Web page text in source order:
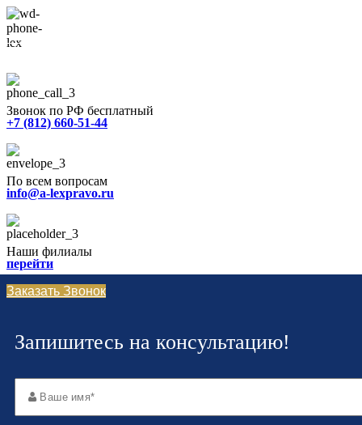
+7 (812) 660-51-44
Звонок по РФ бесплатный
+7 (812) 660-51-44
По всем вопросам
info@a-lexpravo.ru
Наши филиалы
перейти
Заказать Звонок
Запишитесь на консультацию!